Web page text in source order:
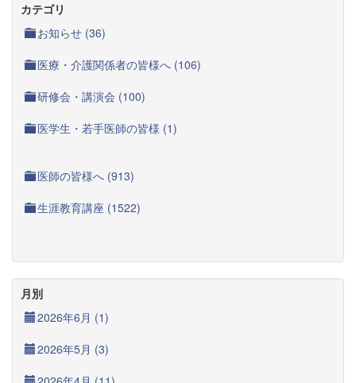
カテゴリ
お知らせ (36)
医療・介護関係者の皆様へ (106)
研修会・講演会 (100)
医学生・若手医師の皆様 (1)
医師の皆様へ (913)
生涯教育講座 (1522)
月別
2026年6月 (1)
2026年5月 (3)